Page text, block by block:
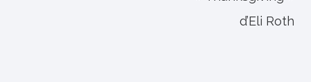
d’Eli Roth